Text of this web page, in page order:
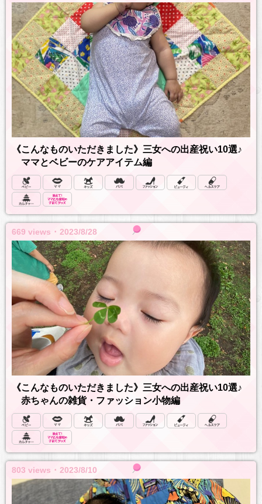
《こんなものいただきました》三女への出産祝い10選♪
ママとベビーのケアアイテム編
669 views ･ 2023/8/28
《こんなものいただきました》三女への出産祝い10選♪
赤ちゃんの雑貨・ファッション小物編
803 views ･ 2023/8/10